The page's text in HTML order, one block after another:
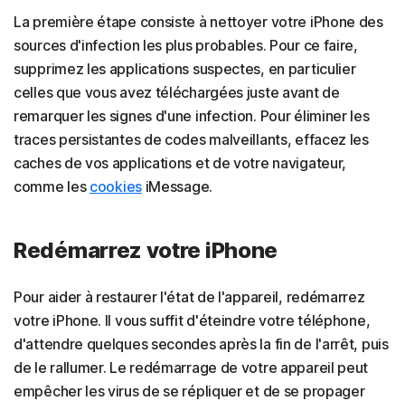
La première étape consiste à nettoyer votre iPhone des
sources d'infection les plus probables. Pour ce faire,
supprimez les applications suspectes, en particulier
celles que vous avez téléchargées juste avant de
remarquer les signes d'une infection. Pour éliminer les
traces persistantes de codes malveillants, effacez les
caches de vos applications et de votre navigateur,
comme les cookiesiMessage.
Redémarrez votre iPhone
Pour aider à restaurer l'état de l'appareil, redémarrez
votre iPhone. Il vous suffit d'éteindre votre téléphone,
d'attendre quelques secondes après la fin de l'arrêt, puis
de le rallumer. Le redémarrage de votre appareil peut
empêcher les virus de se répliquer et de se propager